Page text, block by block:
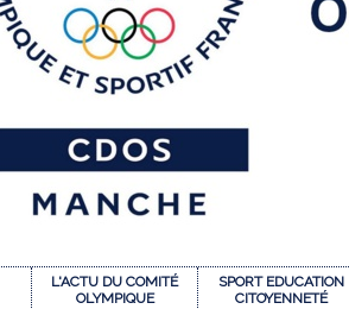
L'ACTU DU COMITÉ
OLYMPIQUE
SPORT EDUCATION
CITOYENNETÉ